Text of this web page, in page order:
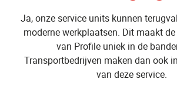
Ja, onze service units kunnen
moderne werkplaatsen. Dit maakt
van Profile uniek in de
Transportbedrijven maken dan ook
van deze service.